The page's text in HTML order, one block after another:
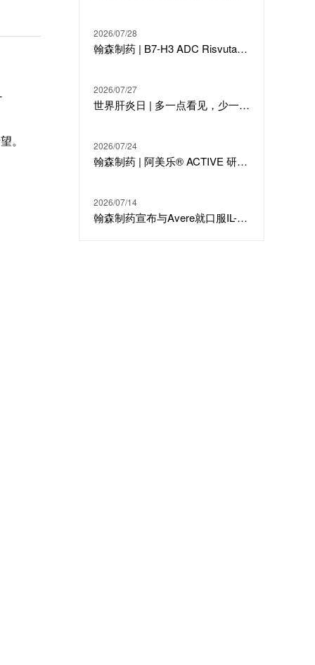
。
2026/07/28
翰森制药 | B7-H3 ADC Risvutatug Rezetecan（HS-20093）骨肉瘤III期临床ARTEMIS-011达到IRC-PFS主要终点
2026/07/27
世界肝炎日 | 多一点看见，少一点偏见，科学治疗才是打败乙肝的最强答案
2026/07/24
翰森制药 | 阿美乐® ACTIVE 研究在线发表于国际期刊 JTO
2026/07/14
翰森制药宣布与Avere就口服IL-23候选分子HS-20118达成许可合作及战略投资